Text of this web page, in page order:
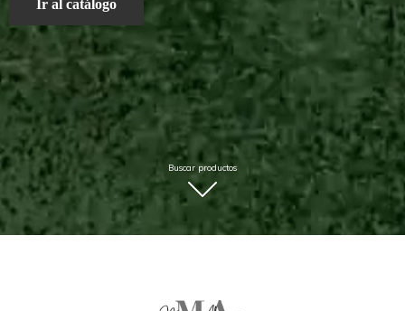
Ir al catálogo
Buscar productos